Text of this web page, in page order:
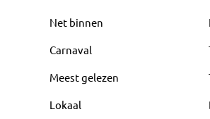
Net binnen
Carnaval
Meest gelezen
Lokaal